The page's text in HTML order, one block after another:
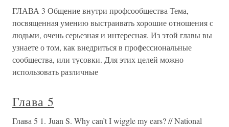
ГЛАВА 3 Общение внутри профсообщества Тема,
посвященная умению выстраивать хорошие отношения с
людьми, очень серьезная и интересная. Из этой главы вы
узнаете о том, как внедриться в профессиональные
сообщества, или тусовки. Для этих целей можно
использовать различные
Глава 5
Глава 5 1. Juan S. Why can’t I wiggle my ears? // National